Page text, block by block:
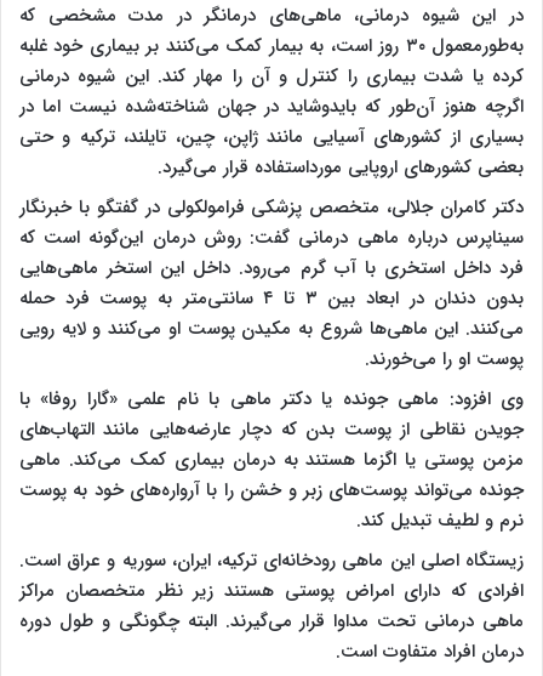
در این شیوه درمانی، ماهی‌های درمانگر در مدت مشخصی که
به‌طورمعمول ۳۰ روز است، به بیمار کمک می‌کنند بر بیماری خود غلبه
کرده یا شدت بیماری را کنترل و آن را مهار کند. این شیوه درمانی
اگرچه هنوز آن‌طور که بایدوشاید در جهان شناخته‌شده نیست اما در
بسیاری از کشورهای آسیایی مانند ژاپن، چین، تایلند، ترکیه و حتی
بعضی کشورهای اروپایی مورداستفاده قرار می‌گیرد.
دکتر کامران جلالی، متخصص پزشکی فرامولکولی در گفتگو با خبرنگار
سیناپرس درباره ماهی درمانی گفت: روش درمان این‌گونه است که
فرد داخل استخری با آب گرم می‌رود. داخل این استخر ماهی‌هایی
بدون دندان در ابعاد بین ۳ تا ۴ سانتی‌متر به پوست فرد حمله
می‌کنند. این ماهی‌ها شروع به مکیدن پوست او می‌کنند و لایه رویی
پوست او را می‌خورند.
وی افزود: ماهی جونده یا دکتر ماهی با نام علمی «گارا روفا» با
جویدن نقاطی از پوست بدن که دچار عارضه‌هایی مانند التهاب‌های
مزمن پوستی یا اگزما هستند به درمان بیماری کمک می‌کند. ماهی
جونده می‌تواند پوست‌های زبر و خشن را با آرواره‌های خود به پوست
نرم و لطیف تبدیل کند.
زیستگاه اصلی این ماهی رودخانه‌ای ترکیه، ایران، سوریه و عراق است.
افرادی که دارای امراض پوستی هستند زیر نظر متخصصان مراکز
ماهی درمانی تحت مداوا قرار می‌گیرند. البته چگونگی و طول دوره
درمان افراد متفاوت است.